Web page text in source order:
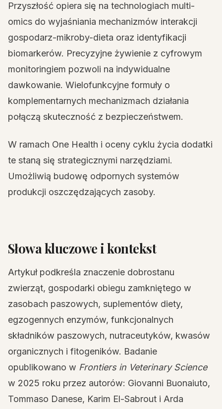
Przyszłość opiera się na technologiach multi-
omics do wyjaśniania mechanizmów interakcji
gospodarz-mikroby-dieta oraz identyfikacji
biomarkerów. Precyzyjne żywienie z cyfrowym
monitoringiem pozwoli na indywidualne
dawkowanie. Wielofunkcyjne formuły o
komplementarnych mechanizmach działania
połączą skuteczność z bezpieczeństwem.
W ramach One Health i oceny cyklu życia dodatki
te staną się strategicznymi narzędziami.
Umożliwią budowę odpornych systemów
produkcji oszczędzających zasoby.
Słowa kluczowe i kontekst
Artykuł podkreśla znaczenie dobrostanu
zwierząt, gospodarki obiegu zamkniętego w
zasobach paszowych, suplementów diety,
egzogennych enzymów, funkcjonalnych
składników paszowych, nutraceutyków, kwasów
organicznych i fitogeników. Badanie
opublikowano w Frontiers in Veterinary Science
w 2025 roku przez autorów: Giovanni Buonaiuto,
Tommaso Danese, Karim El-Sabrout i Arda